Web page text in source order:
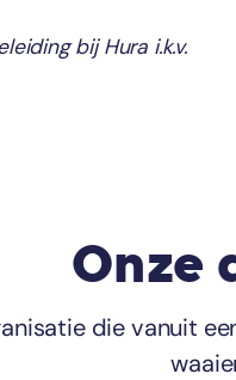
bij Hura i.k.v.
Onze
die vanuit